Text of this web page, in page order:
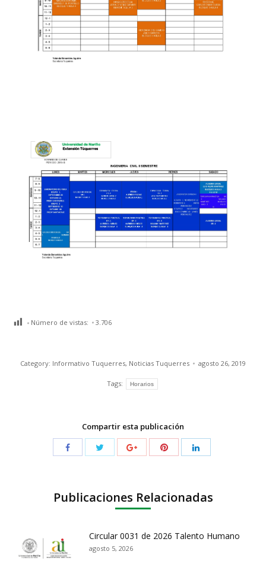
Número de vistas: 3.706
Category: Informativo Tuquerres, Noticias Tuquerres agosto 26, 2019
Tags: Horarios
Compartir esta publicación
Publicaciones Relacionadas
Circular 0031 de 2026 Talento Humano
agosto 5, 2026